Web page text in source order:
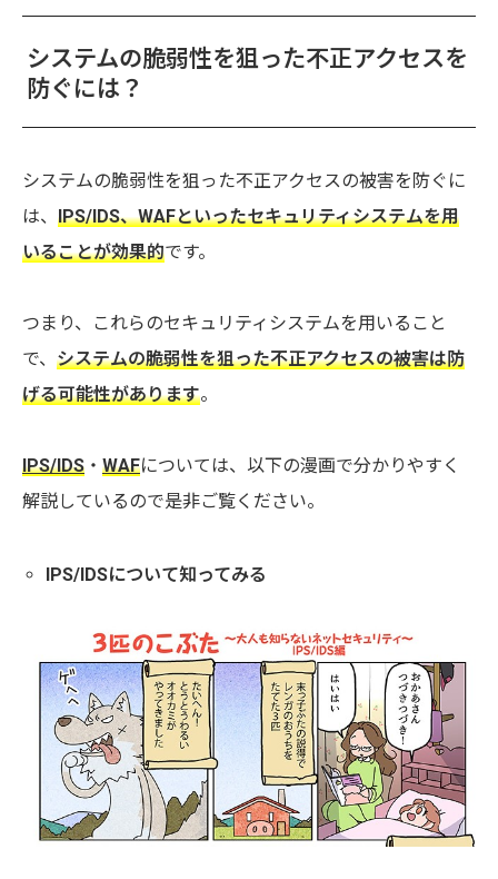
システムの脆弱性を狙った不正アクセスを
防ぐには？
システムの脆弱性を狙った不正アクセスの被害を防ぐに
は、 IPS/IDS、WAFといったセキュリティシステムを用
いることが効果的です。
つまり、これらのセキュリティシステムを用いること
で、 システムの脆弱性を狙った不正アクセスの被害は防
げる可能性があります。
IPS/IDS ・ WAFについては、以下の漫画で分かりやすく
解説しているので是非ご覧ください。
IPS/IDSについて知ってみる